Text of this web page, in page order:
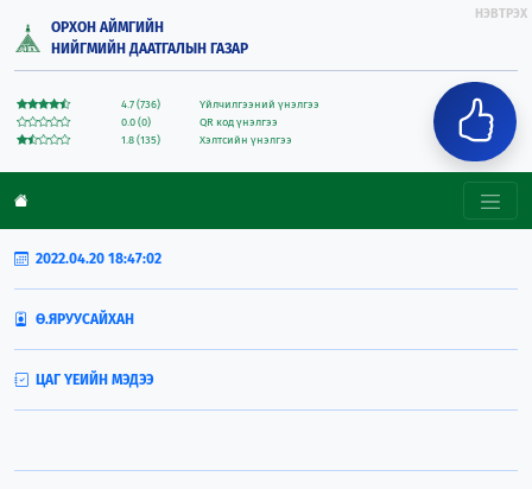
ОРХОН АЙМГИЙН
НИЙГМИЙН ДААТГАЛЫН ГАЗАР
4.7 (736)
Үйлчилгээний үнэлгээ
0.0 (0)
QR код үнэлгээ
1.8 (135)
Хэлтсийн үнэлгээ
НЭВТРЭХ
2022.04.20 18:47:02
Ө.ЯРУУСАЙХАН
ЦАГ ҮЕИЙН МЭДЭЭ